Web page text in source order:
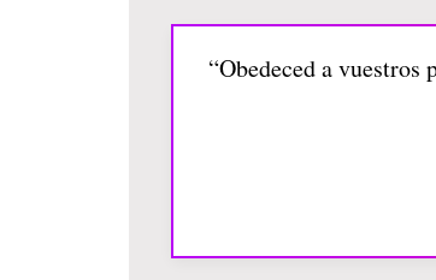
“Obedeced a